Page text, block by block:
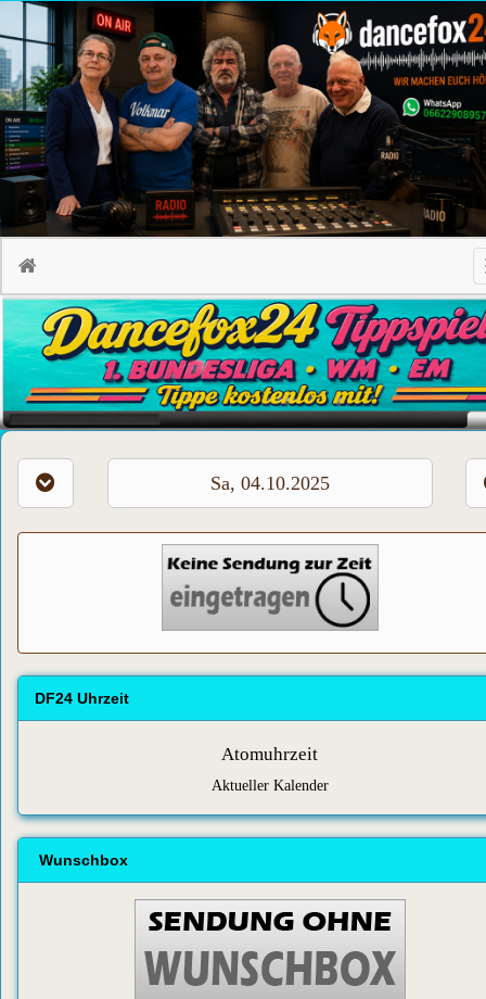
Sa, 04.10.2025
DF24 Uhrzeit
Atomuhrzeit
Aktueller Kalender
Wunschbox